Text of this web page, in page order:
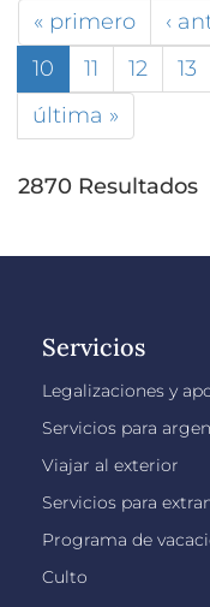
« primero ‹
10
11 12 13
última »
2870 Resultados
Servicios
Legalizaciones y
Servicios para
Viajar al exterior
Servicios para
Programa de
Culto